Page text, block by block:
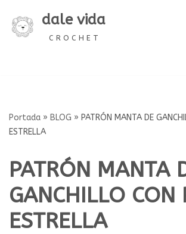
Saltar
dale vida
C R O C H E T
Portada » BLOG » PATRÓN MANTA DE
ESTRELLA
PATRÓN MANTA
GANCHILLO CON
ESTRELLA